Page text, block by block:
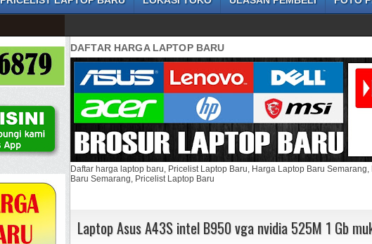
DAFTAR HARGA LAPTOP BARU
Daftar harga laptop baru, Pricelist Laptop Baru, Harga Laptop Baru
Baru Semarang, Pricelist Laptop Baru
Laptop Asus A43S intel B950 vga nvidia 525M 1 Gb